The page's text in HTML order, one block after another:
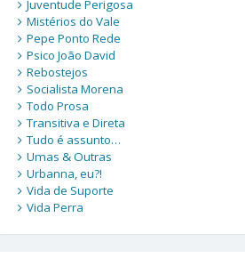
Juventude Perigosa
Mistérios do Vale
Pepe Ponto Rede
Psico João David
Rebostejos
Socialista Morena
Todo Prosa
Transitiva e Direta
Tudo é assunto…
Umas & Outras
Urbanna, eu?!
Vida de Suporte
Vida Perra